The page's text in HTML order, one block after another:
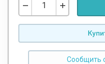
Сообщить